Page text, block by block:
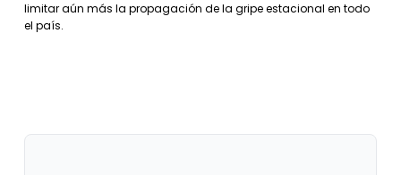
limitar aún más la propagación de la gripe estacional en todo
el país.